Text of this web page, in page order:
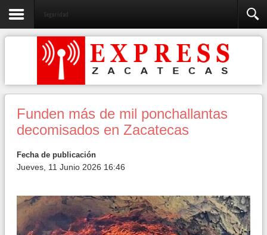
Seguridad
Funden más de mil ponchallantas
decomisados en Zacatecas
Fecha de publicación
Jueves, 11 Junio 2026 16:46